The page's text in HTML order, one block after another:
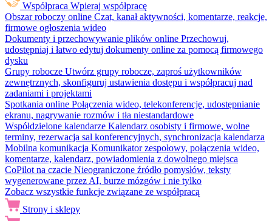
Współpraca Wpieraj współpracę
Obszar roboczy online Czat, kanał aktywności, komentarze, reakcje,
firmowe ogłoszenia wideo
Dokumenty i przechowywanie plików online Przechowuj,
udostępniaj i łatwo edytuj dokumenty online za pomocą firmowego
dysku
Grupy robocze Utwórz grupy robocze, zaproś użytkowników
zewnętrznych, skonfiguruj ustawienia dostępu i współpracuj nad
zadaniami i projektami
Spotkania online Połączenia wideo, telekonferencje, udostępnianie
ekranu, nagrywanie rozmów i tła niestandardowe
Współdzielone kalendarze Kalendarz osobisty i firmowe, wolne
terminy, rezerwacja sal konferencyjnych, synchronizacja kalendarza
Mobilna komunikacja Komunikator zespołowy, połączenia wideo,
komentarze, kalendarz, powiadomienia z dowolnego miejsca
CoPilot na czacie Nieograniczone źródło pomysłów, teksty
wygenerowane przez AI, burze mózgów i nie tylko
Zobacz wszystkie funkcje związane ze współpracą
Strony i sklepy